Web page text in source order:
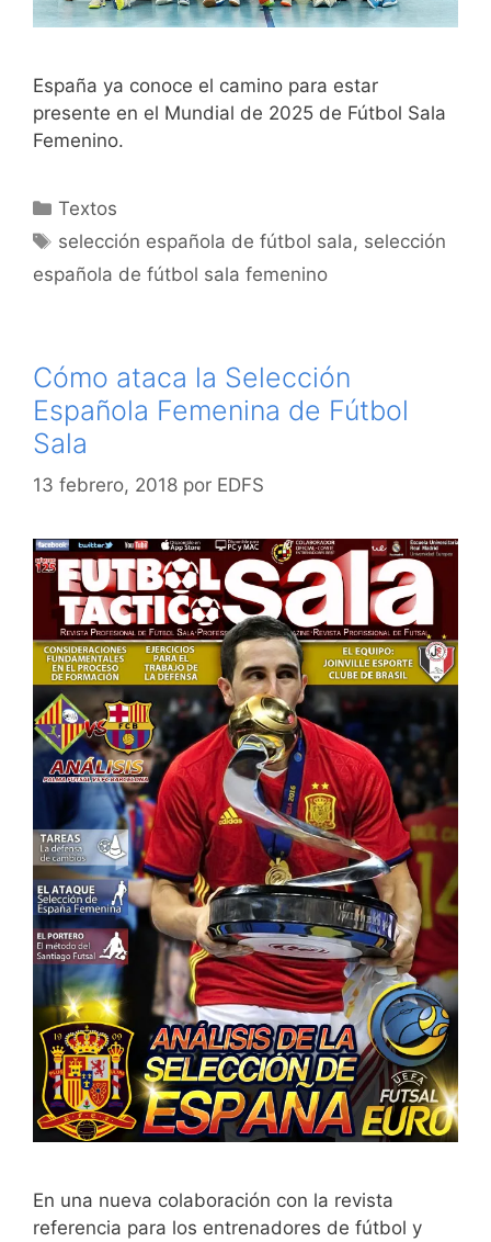
España ya conoce el camino para estar
presente en el Mundial de 2025 de Fútbol Sala
Femenino.
Categorías
Textos
Etiquetas
selección española de fútbol sala, selección
española de fútbol sala femenino
Cómo ataca la Selección
Española Femenina de Fútbol
Sala
13 febrero, 2018 por EDFS
En una nueva colaboración con la revista
referencia para los entrenadores de fútbol y